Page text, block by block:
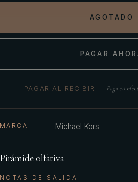
AGOTADO
PAGAR
PAGAR AL RECIBIR Paga en
MARCA Michael Kors
Pirámide olfativa
NOTAS DE SALIDA